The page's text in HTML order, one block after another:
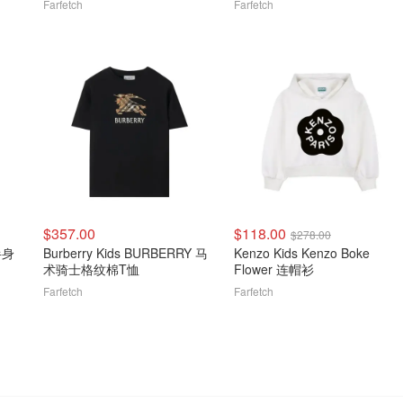
Farfetch Farfetch
$357.00
Burberry Kids BURBERRY 马
术骑士格纹棉T恤
Farfetch
$118.00 $278.00
Kenzo Kids Kenzo Boke
Flower 连帽衫
Farfetch